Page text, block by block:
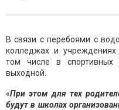
В связи с перебоями с
колледжах и учреждениях
том числе в спортивных
выходной.
«При этом для тех
будут в школах